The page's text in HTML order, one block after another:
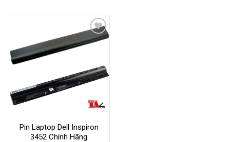
Add to
Wishlist
Pin Laptop Dell Inspiron
3452 Chính Hãng